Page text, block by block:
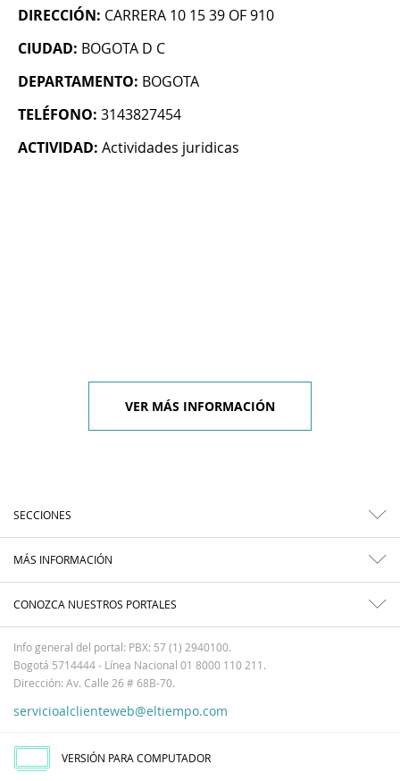
DIRECCIÓN: CARRERA 10 15 39 OF 910
CIUDAD: BOGOTA D C
DEPARTAMENTO: BOGOTA
TELÉFONO: 3143827454
ACTIVIDAD: Actividades juridicas
VER MÁS INFORMACIÓN
SECCIONES
MÁS INFORMACIÓN
CONOZCA NUESTROS PORTALES
Info general del portal: PBX: 57 (1) 2940100.
Bogotá 5714444 - Línea Nacional 01 8000 110 211.
Dirección: Av. Calle 26 # 68B-70.
servicioalclienteweb@eltiempo.com
VERSIÓN PARA COMPUTADOR